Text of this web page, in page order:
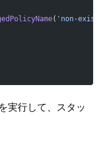
( 'non-
実行して、スタッ